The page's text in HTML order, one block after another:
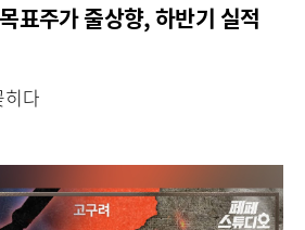
표주가 줄상향, 하반기 실적
히다